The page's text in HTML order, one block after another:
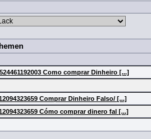
Como comprar Dinheiro [...]
Comprar Dinheiro Falso/ [...]
Cómo comprar dinero fal [...]